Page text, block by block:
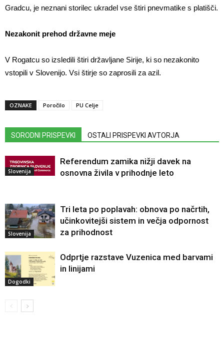
Gradcu, je neznani storilec ukradel vse štiri pnevmatike s platišči.
Nezakonit prehod državne meje
V Rogatcu so izsledili štiri državljane Sirije, ki so nezakonito
vstopili v Slovenijo. Vsi štirje so zaprosili za azil.
OZNAKE Poročilo PU Celje
SORODNI PRISPEVKI OSTALI PRISPEVKI AVTORJA
Slovenija
Referendum zamika nižji davek na
osnovna živila v prihodnje leto
Slovenija
Tri leta po poplavah: obnova po načrtih,
učinkovitejši sistem in večja odpornost
za prihodnost
Dogodki
Odprtje razstave Vuzenica med barvami
in linijami